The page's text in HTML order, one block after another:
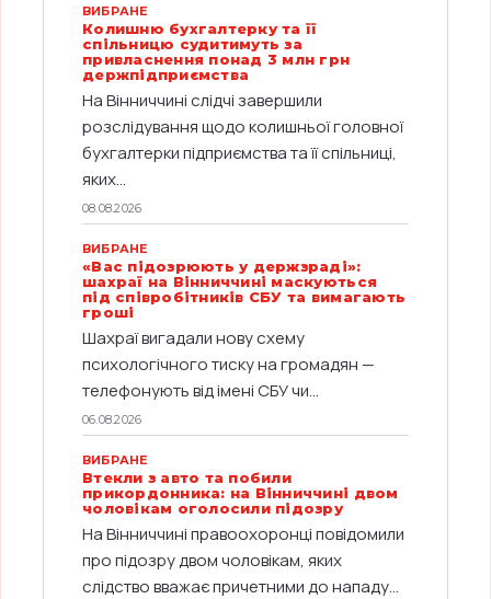
ВИБРАНЕ
Колишню бухгалтерку та її
спільницю судитимуть за
привласнення понад 3 млн грн
держпідприємства
На Вінниччині слідчі завершили
розслідування щодо колишньої головної
бухгалтерки підприємства та її спільниці,
яких...
08.08.2026
ВИБРАНЕ
«Вас підозрюють у держзраді»:
шахраї на Вінниччині маскуються
під співробітників СБУ та вимагають
гроші
Шахраї вигадали нову схему
психологічного тиску на громадян —
телефонують від імені СБУ чи...
06.08.2026
ВИБРАНЕ
Втекли з авто та побили
прикордонника: на Вінниччині двом
чоловікам оголосили підозру
На Вінниччині правоохоронці повідомили
про підозру двом чоловікам, яких
слідство вважає причетними до нападу...